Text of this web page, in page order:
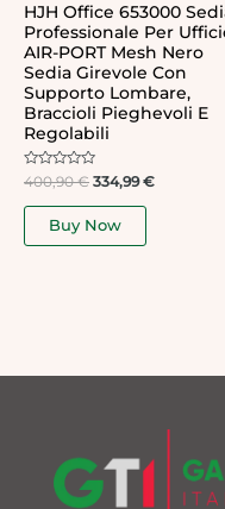
HJH Office 653000
Professionale Per
AIR-PORT Mesh Nero
Sedia Girevole Con
Supporto Lombare,
Braccioli Pieghevoli E
Regolabili
Rated
0
out
400,90€ 334,99€
Buy Now